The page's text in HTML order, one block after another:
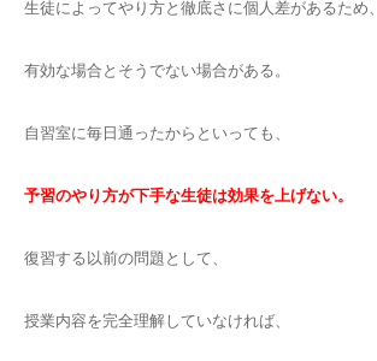
生徒によってやり方と徹底さに個人差があるため、
有効な場合とそうでない場合がある。
自習室に毎日通ったからといっても、
予習のやり方が下手な生徒は効果を上げない。
復習する以前の問題として、
授業内容を完全理解していなければ、